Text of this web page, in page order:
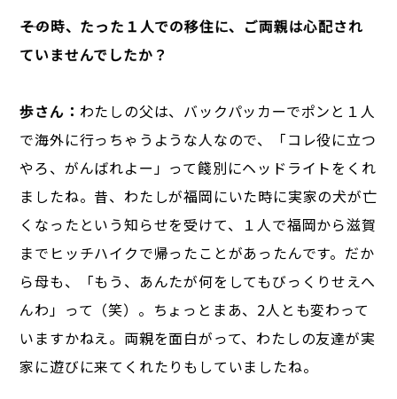
――その時、たった１人での移住に、ご両親は心配され
ていませんでしたか？
歩さん： わたしの父は、バックパッカーでポンと１人
で海外に行っちゃうような人なので、「コレ役に立つ
やろ、がんばれよー」って餞別にヘッドライトをくれ
ましたね。昔、わたしが福岡にいた時に実家の犬が亡
くなったという知らせを受けて、１人で福岡から滋賀
までヒッチハイクで帰ったことがあったんです。だか
ら母も、「もう、あんたが何をしてもびっくりせえへ
んわ」って（笑）。ちょっとまあ、2人とも変わって
いますかねえ。両親を面白がって、わたしの友達が実
家に遊びに来てくれたりもしていましたね。